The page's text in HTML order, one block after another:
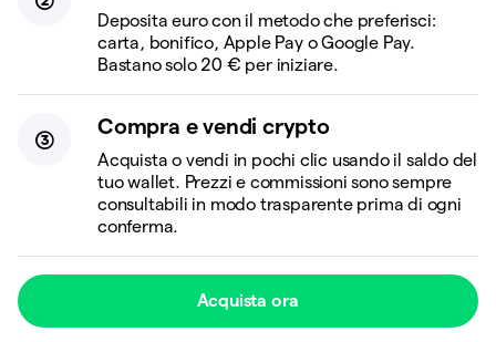
Deposita euro con il metodo che preferisci:
carta, bonifico, Apple Pay o Google Pay.
Bastano solo 20 € per iniziare.
Compra e vendi crypto
Acquista o vendi in pochi clic usando il saldo del
tuo wallet. Prezzi e commissioni sono sempre
consultabili in modo trasparente prima di ogni
conferma.
Acquista ora